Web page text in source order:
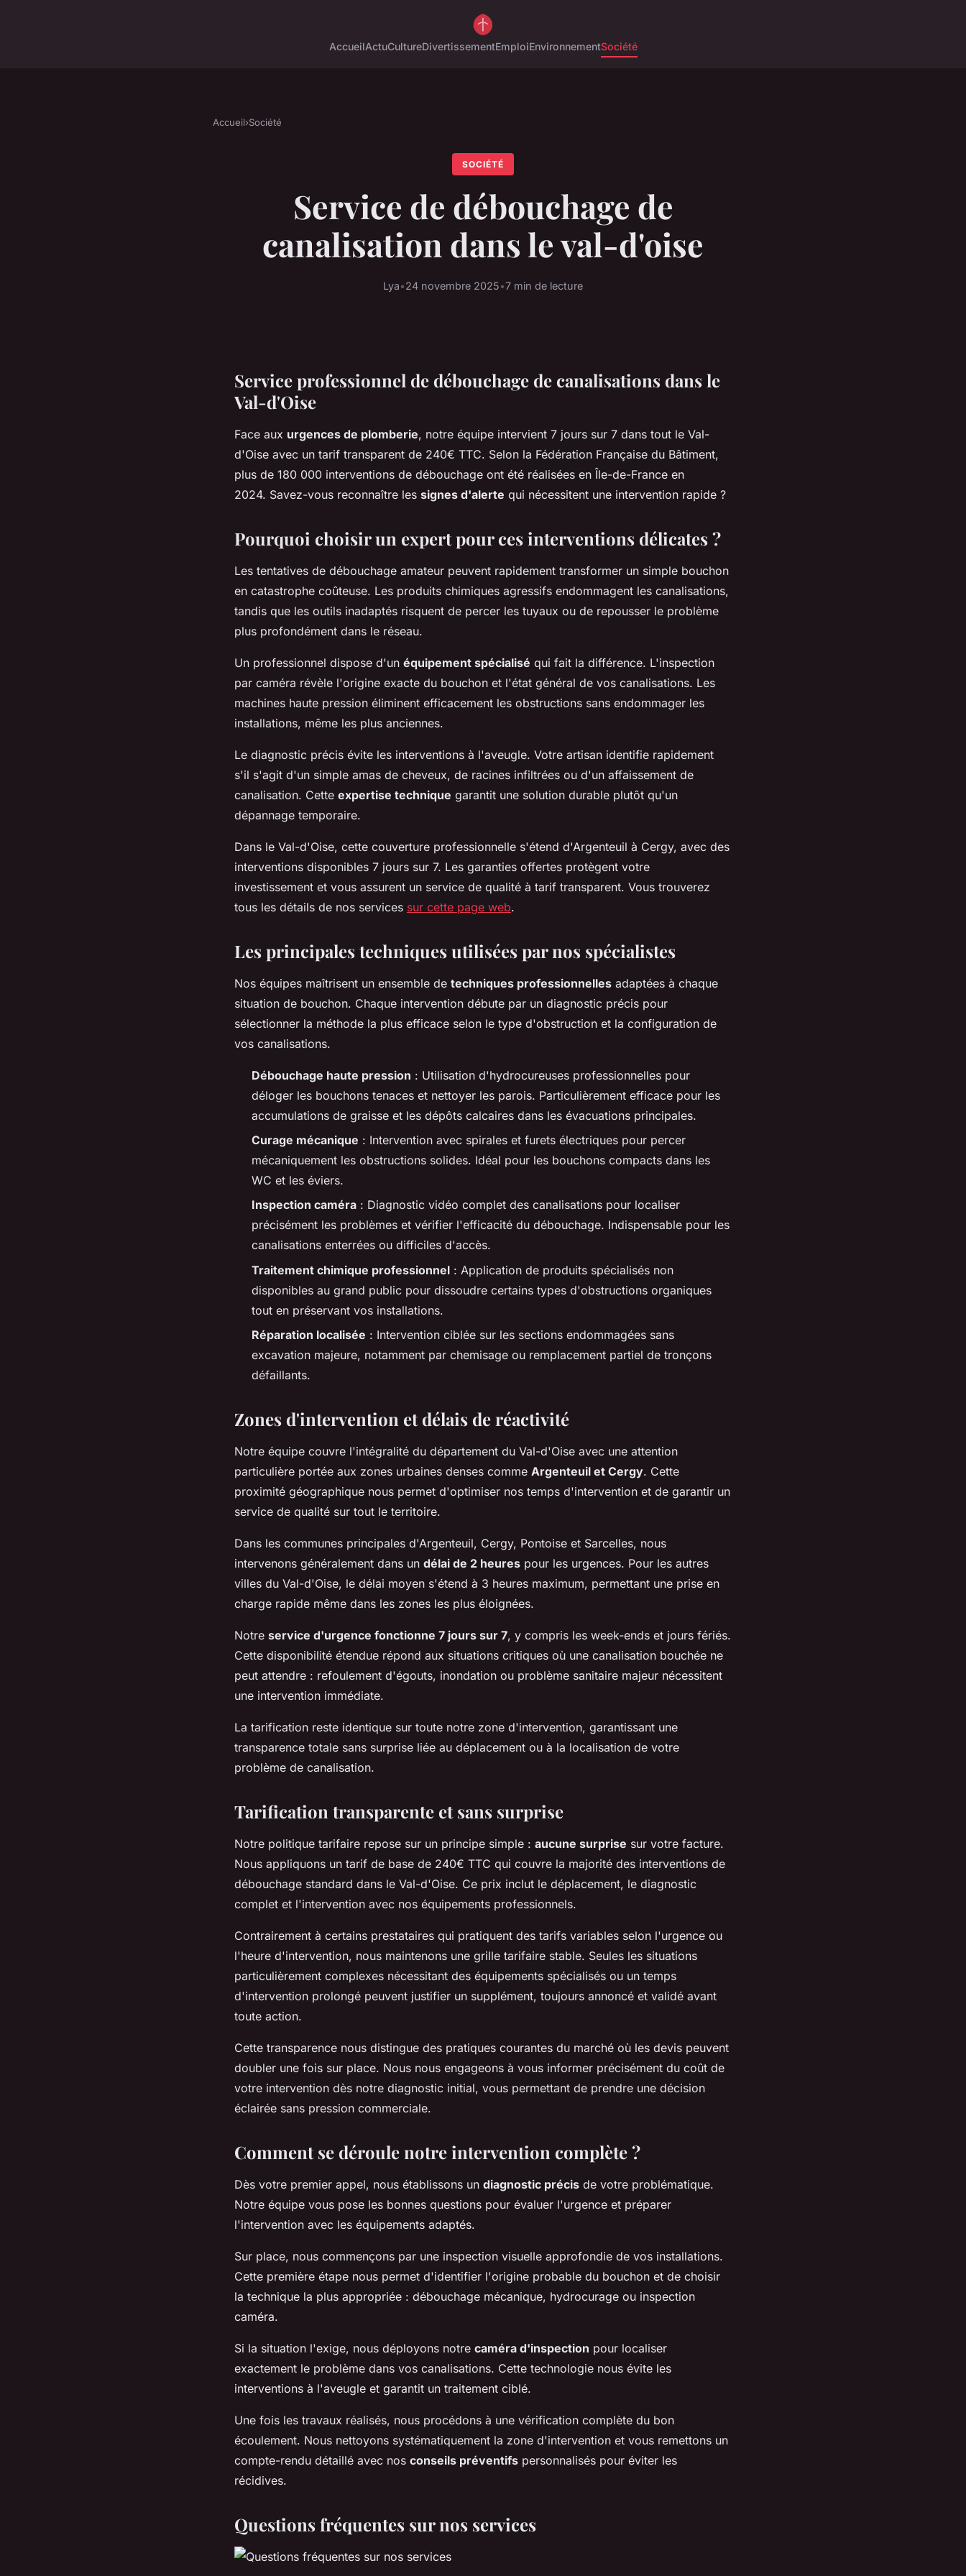
AccueilActuCultureDivertissementEmploiEnvironnementSociété
Accueil›Société
SOCIÉTÉ
Service de débouchage de
canalisation dans le val-d'oise
Lya•24 novembre 2025•7 min de lecture
Service professionnel de débouchage de canalisations dans le
Val-d'Oise
Face aux urgences de plomberie, notre équipe intervient 7 jours sur 7 dans tout le Val-
d'Oise avec un tarif transparent de 240€ TTC. Selon la Fédération Française du Bâtiment,
plus de 180 000 interventions de débouchage ont été réalisées en Île-de-France en
2024. Savez-vous reconnaître les signes d'alerte qui nécessitent une intervention rapide ?
Pourquoi choisir un expert pour ces interventions délicates ?
Les tentatives de débouchage amateur peuvent rapidement transformer un simple bouchon
en catastrophe coûteuse. Les produits chimiques agressifs endommagent les canalisations,
tandis que les outils inadaptés risquent de percer les tuyaux ou de repousser le problème
plus profondément dans le réseau.
Un professionnel dispose d'un équipement spécialisé qui fait la différence. L'inspection
par caméra révèle l'origine exacte du bouchon et l'état général de vos canalisations. Les
machines haute pression éliminent efficacement les obstructions sans endommager les
installations, même les plus anciennes.
Le diagnostic précis évite les interventions à l'aveugle. Votre artisan identifie rapidement
s'il s'agit d'un simple amas de cheveux, de racines infiltrées ou d'un affaissement de
canalisation. Cette expertise technique garantit une solution durable plutôt qu'un
dépannage temporaire.
Dans le Val-d'Oise, cette couverture professionnelle s'étend d'Argenteuil à Cergy, avec des
interventions disponibles 7 jours sur 7. Les garanties offertes protègent votre
investissement et vous assurent un service de qualité à tarif transparent. Vous trouverez
tous les détails de nos services sur cette page web.
Les principales techniques utilisées par nos spécialistes
Nos équipes maîtrisent un ensemble de techniques professionnelles adaptées à chaque
situation de bouchon. Chaque intervention débute par un diagnostic précis pour
sélectionner la méthode la plus efficace selon le type d'obstruction et la configuration de
vos canalisations.
Débouchage haute pression : Utilisation d'hydrocureuses professionnelles pour
déloger les bouchons tenaces et nettoyer les parois. Particulièrement efficace pour les
accumulations de graisse et les dépôts calcaires dans les évacuations principales.
Curage mécanique : Intervention avec spirales et furets électriques pour percer
mécaniquement les obstructions solides. Idéal pour les bouchons compacts dans les
WC et les éviers.
Inspection caméra : Diagnostic vidéo complet des canalisations pour localiser
précisément les problèmes et vérifier l'efficacité du débouchage. Indispensable pour les
canalisations enterrées ou difficiles d'accès.
Traitement chimique professionnel : Application de produits spécialisés non
disponibles au grand public pour dissoudre certains types d'obstructions organiques
tout en préservant vos installations.
Réparation localisée : Intervention ciblée sur les sections endommagées sans
excavation majeure, notamment par chemisage ou remplacement partiel de tronçons
défaillants.
Zones d'intervention et délais de réactivité
Notre équipe couvre l'intégralité du département du Val-d'Oise avec une attention
particulière portée aux zones urbaines denses comme Argenteuil et Cergy. Cette
proximité géographique nous permet d'optimiser nos temps d'intervention et de garantir un
service de qualité sur tout le territoire.
Dans les communes principales d'Argenteuil, Cergy, Pontoise et Sarcelles, nous
intervenons généralement dans un délai de 2 heures pour les urgences. Pour les autres
villes du Val-d'Oise, le délai moyen s'étend à 3 heures maximum, permettant une prise en
charge rapide même dans les zones les plus éloignées.
Notre service d'urgence fonctionne 7 jours sur 7, y compris les week-ends et jours fériés.
Cette disponibilité étendue répond aux situations critiques où une canalisation bouchée ne
peut attendre : refoulement d'égouts, inondation ou problème sanitaire majeur nécessitent
une intervention immédiate.
La tarification reste identique sur toute notre zone d'intervention, garantissant une
transparence totale sans surprise liée au déplacement ou à la localisation de votre
problème de canalisation.
Tarification transparente et sans surprise
Notre politique tarifaire repose sur un principe simple : aucune surprise sur votre facture.
Nous appliquons un tarif de base de 240€ TTC qui couvre la majorité des interventions de
débouchage standard dans le Val-d'Oise. Ce prix inclut le déplacement, le diagnostic
complet et l'intervention avec nos équipements professionnels.
Contrairement à certains prestataires qui pratiquent des tarifs variables selon l'urgence ou
l'heure d'intervention, nous maintenons une grille tarifaire stable. Seules les situations
particulièrement complexes nécessitant des équipements spécialisés ou un temps
d'intervention prolongé peuvent justifier un supplément, toujours annoncé et validé avant
toute action.
Cette transparence nous distingue des pratiques courantes du marché où les devis peuvent
doubler une fois sur place. Nous nous engageons à vous informer précisément du coût de
votre intervention dès notre diagnostic initial, vous permettant de prendre une décision
éclairée sans pression commerciale.
Comment se déroule notre intervention complète ?
Dès votre premier appel, nous établissons un diagnostic précis de votre problématique.
Notre équipe vous pose les bonnes questions pour évaluer l'urgence et préparer
l'intervention avec les équipements adaptés.
Sur place, nous commençons par une inspection visuelle approfondie de vos installations.
Cette première étape nous permet d'identifier l'origine probable du bouchon et de choisir
la technique la plus appropriée : débouchage mécanique, hydrocurage ou inspection
caméra.
Si la situation l'exige, nous déployons notre caméra d'inspection pour localiser
exactement le problème dans vos canalisations. Cette technologie nous évite les
interventions à l'aveugle et garantit un traitement ciblé.
Une fois les travaux réalisés, nous procédons à une vérification complète du bon
écoulement. Nous nettoyons systématiquement la zone d'intervention et vous remettons un
compte-rendu détaillé avec nos conseils préventifs personnalisés pour éviter les
récidives.
Questions fréquentes sur nos services